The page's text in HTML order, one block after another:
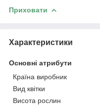
Приховати
Характеристики
Основні атрибути
Країна виробник
Вид квітки
Висота рослин